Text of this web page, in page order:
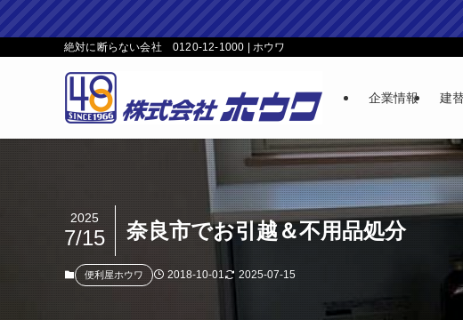
絶対に断らない会社 0120-12-1000 | ホウワ
企業情報 建
奈良市でお引越＆不用品処分
2025
7/15
便利屋ホウワ 2018-10-01 2025-07-15